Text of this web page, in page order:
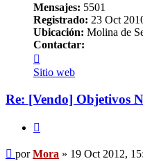
Mensajes: 5501
Registrado: 23 Oct
Ubicación: Molina de
Contactar:
Mora
Sitio web
Re: [Vendo] Objetivos
Mensaje
porMora » 19 Oct 2012,